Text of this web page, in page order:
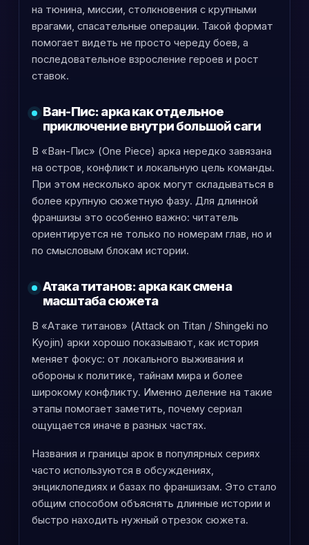
на тюнина, миссии, столкновения с крупными
врагами, спасательные операции. Такой формат
помогает видеть не просто череду боев, а
последовательное взросление героев и рост
ставок.
Ван-Пис: арка как отдельное
приключение внутри большой саги
В «Ван-Пис» (One Piece) арка нередко завязана
на остров, конфликт и локальную цель команды.
При этом несколько арок могут складываться в
более крупную сюжетную фазу. Для длинной
франшизы это особенно важно: читатель
ориентируется не только по номерам глав, но и
по смысловым блокам истории.
Атака титанов: арка как смена
масштаба сюжета
В «Атаке титанов» (Attack on Titan / Shingeki no
Kyojin) арки хорошо показывают, как история
меняет фокус: от локального выживания и
обороны к политике, тайнам мира и более
широкому конфликту. Именно деление на такие
этапы помогает заметить, почему сериал
ощущается иначе в разных частях.
Названия и границы арок в популярных сериях
часто используются в обсуждениях,
энциклопедиях и базах по франшизам. Это стало
общим способом объяснять длинные истории и
быстро находить нужный отрезок сюжета.